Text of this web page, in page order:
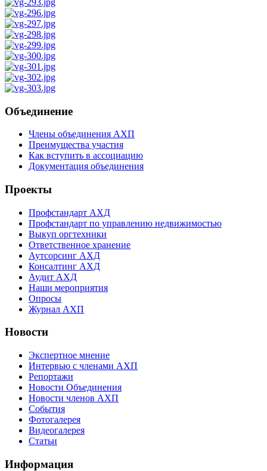
Объединение
Члены объединения АХП
Преимущества участия
Как вступить в ассоциацию
Документация объединения
Проекты
Профстандарт АХД
Профстандарт по управлению недвижимостью
Выкуп оргтехники
Ответственное хранение
Аутсорсинг АХД
Консалтинг АХД
Аудит АХД
Наши мероприятия
Опросы
Журнал АХП
Новости
Экспертное мнение
Интервью с членами АХП
Репортажи
Новости Объединения
Новости членов АХП
События
Фотогалерея
Видеогалерея
Статьи
Информация